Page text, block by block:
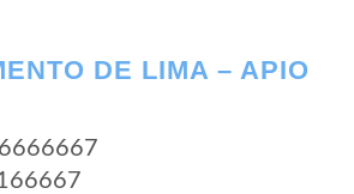
DE LIMA – APIO